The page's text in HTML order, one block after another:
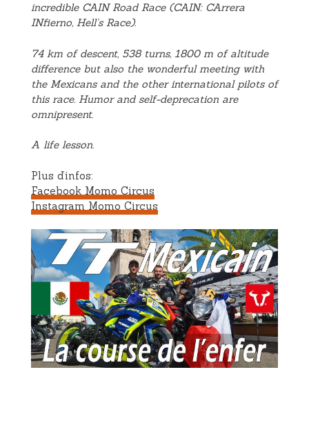
incredible CAIN Road Race (CAIN: CArrera
INfierno, Hell’s Race).
74 km of descent, 538 turns, 1800 m of altitude
difference but also the wonderful meeting with
the Mexicans and the other international pilots of
this race. Humor and self-deprecation are
omnipresent.
A life lesson.
Plus d’infos:
Facebook Momo Circus
Instagram Momo Circus